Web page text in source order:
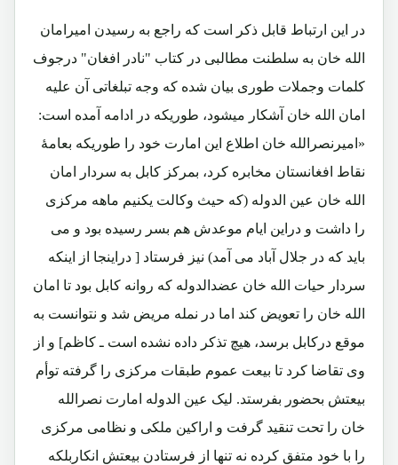
در این ارتباط قابل ذکر است که راجع به رسیدن امیرامان
الله خان به سلطنت مطالبی در کتاب "نادر افغان" درجوف
کلمات وجملات طوری بیان شده که وجه تبلغاتی آن علیه
امان الله خان آشکار میشود، طوریکه در ادامه آمده است:
«امیرنصرالله خان اطلاع این امارت خود را طوریکه بعامۀ
نقاط افغانستان مخابره کرد، بمرکز کابل به سردار امان
الله خان عین الدوله (که حیث وکالت یکنیم ماهه مرکزی
را داشت و دراین ایام موعدش هم بسر رسیده بود و می
باید که در جلال آباد می آمد) نیز فرستاد [ دراینجا از اینکه
سردار حیات الله خان عضدالدوله که روانه کابل بود تا امان
الله خان را تعویض کند اما در نمله مریض شد و نتوانست به
موقع درکابل برسد، هیچ تذکر داده نشده است ـ کاظم] و از
وی تقاضا کرد تا بیعت عموم طبقات مرکزی را گرفته توأم
بیعتش بحضور بفرستد. لیک عین الدوله امارت نصرالله
خان را تحت تنقید گرفت و اراکین ملکی و نظامی مرکزی
را با خود متفق کرده نه تنها از فرستادن بیعتش انکاربلکه